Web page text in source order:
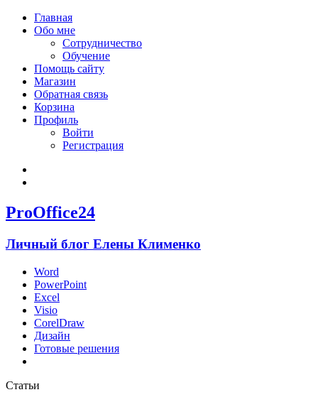
Главная
Обо мне
Сотрудничество
Обучение
Помощь сайту
Магазин
Обратная связь
Корзина
Профиль
Войти
Регистрация
ProOffice24
Личный блог Елены Клименко
Word
PowerPoint
Excel
Visio
CorelDraw
Дизайн
Готовые решения
Статьи